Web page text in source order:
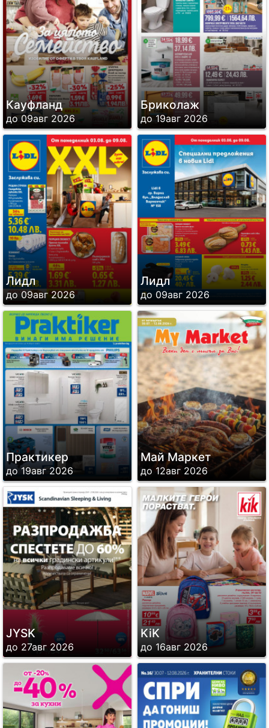
Кауфланд
до 09авг 2026
Бриколаж
до 19авг 2026
Лидл
до 09авг 2026
Лидл
до 09авг 2026
Практикер
до 19авг 2026
Май Маркет
до 12авг 2026
JYSK
до 27авг 2026
KiK
до 16авг 2026